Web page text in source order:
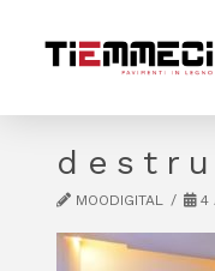
MOODIGITAL 4